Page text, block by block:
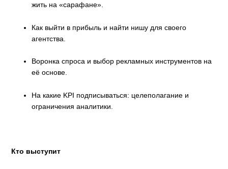
жить на «сарафане».
Как выйти в прибыль и найти нишу для своего
агентства.
Воронка спроса и выбор рекламных инструментов на
её основе.
На какие KPI подписываться: целеполагание и
ограничения аналитики.
Кто выступит